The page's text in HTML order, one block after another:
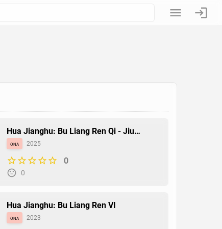
Hua Jianghu: Bu Liang Ren Qi - Jiu
Youxuan Tian
ona 2025
0
0
Hua Jianghu: Bu Liang Ren VI
ona 2023